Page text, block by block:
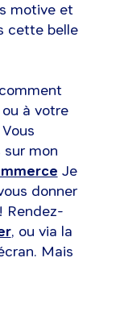
motive et
cette belle
à votre
mon
Je
donner
Rendez-
, ou via la
Mais